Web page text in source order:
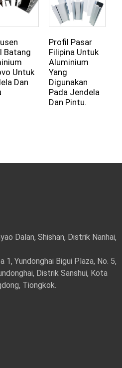
Batang
Untuk
Dan
Profil Pasar
Filipina Untuk
Aluminium
Yang
Digunakan
Pada Jendela
Dan Pintu.
Dalan, Shishan, Distrik Nanhai,
1, Yundonghai Bigui Plaza, No. 5,
Distrik Sanshui, Kota
Tiongkok.